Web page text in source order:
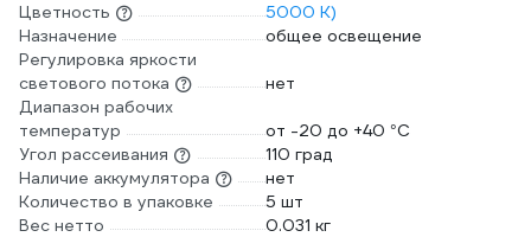
Цветность
5000 К)
Назначение
общее освещение
Регулировка яркости
светового потока
нет
Диапазон рабочих
температур
от -20 до +40 °С
Угол рассеивания
110 град
Наличие аккумулятора
нет
Количество в упаковке
5 шт
Вес нетто
0.031 кг